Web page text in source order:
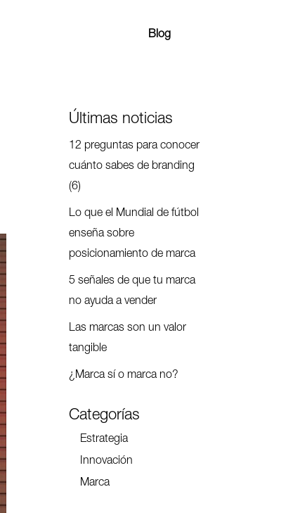
Blog
Últimas noticias
12 preguntas para conocer
cuánto sabes de branding
(6)
Lo que el Mundial de fútbol
enseña sobre
posicionamiento de marca
5 señales de que tu marca
no ayuda a vender
Las marcas son un valor
tangible
¿Marca sí o marca no?
Categorías
Estrategia
Innovación
Marca